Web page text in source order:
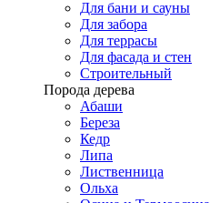
Для бани и сауны
Для забора
Для террасы
Для фасада и стен
Строительный
Порода дерева
Абаши
Береза
Кедр
Липа
Лиственница
Ольха